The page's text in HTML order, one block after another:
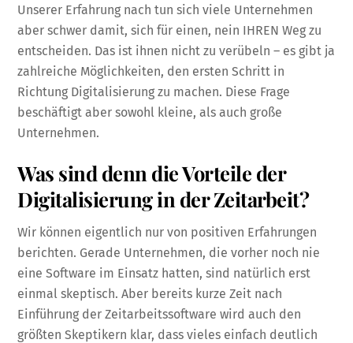
Unserer Erfahrung nach tun sich viele Unternehmen
aber schwer damit, sich für einen, nein IHREN Weg zu
entscheiden. Das ist ihnen nicht zu verübeln – es gibt ja
zahlreiche Möglichkeiten, den ersten Schritt in
Richtung Digitalisierung zu machen. Diese Frage
beschäftigt aber sowohl kleine, als auch große
Unternehmen.
Was sind denn die Vorteile der
Digitalisierung in der Zeitarbeit?
Wir können eigentlich nur von positiven Erfahrungen
berichten. Gerade Unternehmen, die vorher noch nie
eine Software im Einsatz hatten, sind natürlich erst
einmal skeptisch. Aber bereits kurze Zeit nach
Einführung der Zeitarbeitssoftware wird auch den
größten Skeptikern klar, dass vieles einfach deutlich